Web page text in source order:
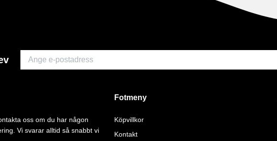
oss om du har någon
Vi svarar alltid så snabbt vi
Fotmeny
Köpvillkor
Kontakt